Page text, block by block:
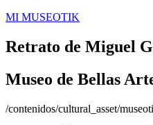
MI MUSEOTIK
Retrato de Miguel
Museo de Bellas
/contenidos/cultural_asset/